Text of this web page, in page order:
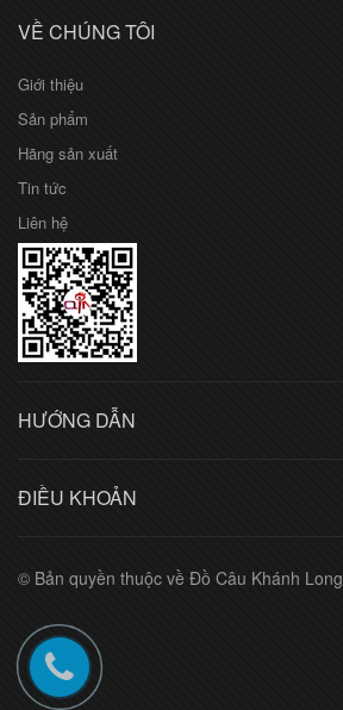
VỀ CHÚNG TÔI
Giới thiệu
Sản phẩm
Hãng sản xuất
Tin tức
Liên hệ
HƯỚNG DẪN
ĐIỀU KHOẢN
© Bản quyền thuộc về Đồ Câu Khánh Long